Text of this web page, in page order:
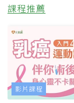
課程推薦
影片課程